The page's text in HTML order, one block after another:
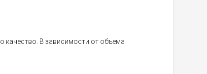
качество. В зависимости от объема